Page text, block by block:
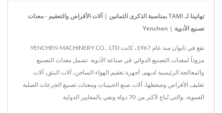
تهانينا لـ TAMI بمناسبة الذكرى الثمانين | آلات الأقراص والتعقيم - معدات
تصنيع الأدوية | Yenchen
مزوداً لمعدات التصنيع الدوائي في صناعة الأدوية. تشمل معدات التصنيع
والمعالجة الرئيسية لديهم، أجهزة تعقيم الهواء الساخن، آلات البثق، آلات
تغليف الأقراص وضغطها، آلات صنع الحبيبات ومعدات تصنيع الجرعات الصلبة
الفموية، والتي تُباع لأكثر من 70 دولة وتفي بالمعايير الدولية.